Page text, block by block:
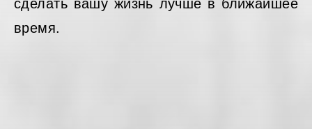
сделать вашу жизнь лучше в ближайшее
время.